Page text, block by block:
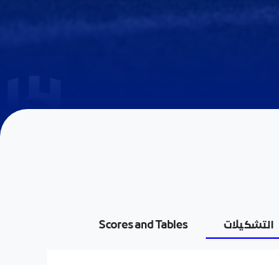
التشكيلات Scores and Tables